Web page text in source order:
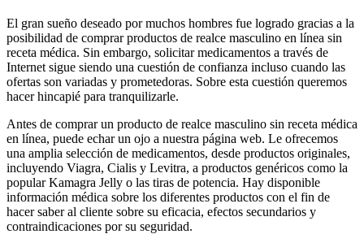
El gran sueño deseado por muchos hombres fue logrado gracias a la
posibilidad de comprar productos de realce masculino en línea sin
receta médica. Sin embargo, solicitar medicamentos a través de
Internet sigue siendo una cuestión de confianza incluso cuando las
ofertas son variadas y prometedoras. Sobre esta cuestión queremos
hacer hincapié para tranquilizarle.
Antes de comprar un producto de realce masculino sin receta médica
en línea, puede echar un ojo a nuestra página web. Le ofrecemos
una amplia selección de medicamentos, desde productos originales,
incluyendo Viagra, Cialis y Levitra, a productos genéricos como la
popular Kamagra Jelly o las tiras de potencia. Hay disponible
información médica sobre los diferentes productos con el fin de
hacer saber al cliente sobre su eficacia, efectos secundarios y
contraindicaciones por su seguridad.